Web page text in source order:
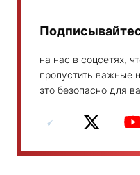
на нас в соцсетях,
пропустить важные
это безопасно для